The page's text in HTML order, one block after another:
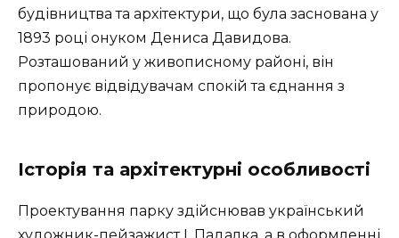
будівництва та архітектури, що була заснована у
1893 році онуком Дениса Давидова.
Розташований у живописному районі, він
пропонує відвідувачам спокій та єднання з
природою.
Історія та архітектурні особливості
Проектування парку здійснював український